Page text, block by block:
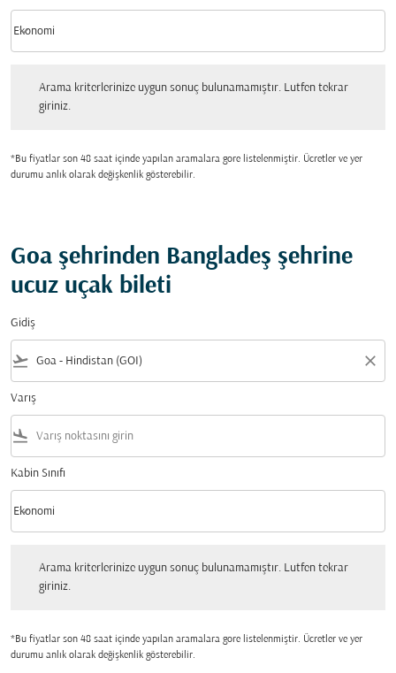
Kabin Sınıfı option Ekonomi Selected
Ekonomi
keyboard_arrow_down
Arama kriterlerinize uygun sonuç bulunamamıştır. Lutfen tekrar
giriniz.
*Bu fiyatlar son 48 saat içinde yapılan aramalara gore listelenmiştir. Ücretler ve yer
durumu anlık olarak değişkenlik gösterebilir.
Goa şehrinden Bangladeş şehrine
ucuz uçak bileti
Gidiş
flight_takeoff close
Varış
flight_land
Kabin Sınıfı
Kabin Sınıfı option Ekonomi Selected
Ekonomi
keyboard_arrow_down
Arama kriterlerinize uygun sonuç bulunamamıştır. Lutfen tekrar
giriniz.
*Bu fiyatlar son 48 saat içinde yapılan aramalara gore listelenmiştir. Ücretler ve yer
durumu anlık olarak değişkenlik gösterebilir.